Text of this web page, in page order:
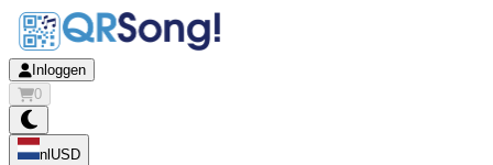
Inloggen
0
nl USD